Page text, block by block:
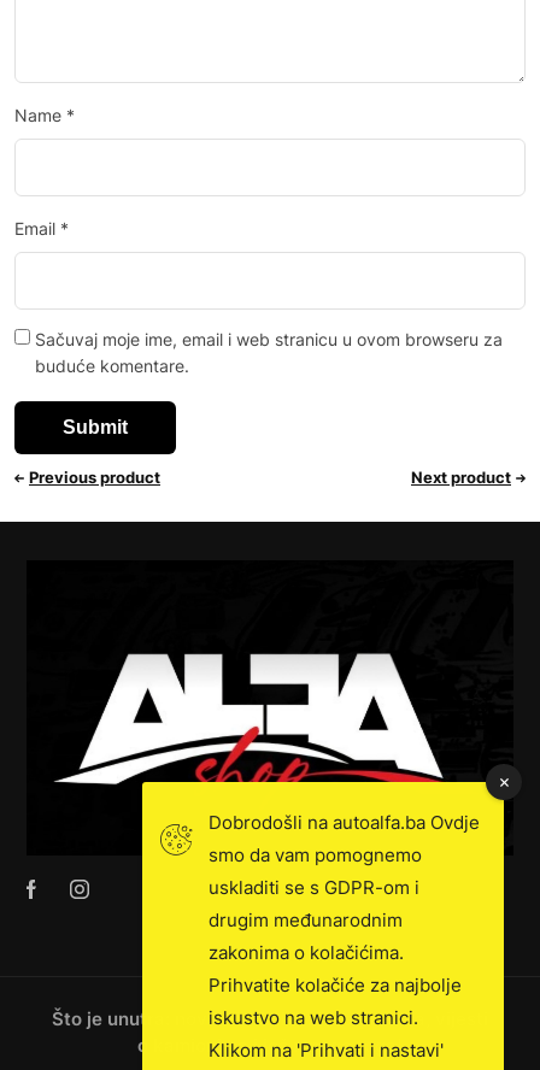
Name *
Email *
Sačuvaj moje ime, email i web stranicu u ovom browseru za
buduće komentare.
Previous product Next product
Što je unutra: novosti, ekskluzivna prodaja, vijesti
o kamionima i još mnogo toga!
Dobrodošli na autoalfa.ba Ovdje
smo da vam pomognemo
uskladiti se s GDPR-om i
drugim međunarodnim
zakonima o kolačićima.
Prihvatite kolačiće za najbolje
iskustvo na web stranici.
Klikom na 'Prihvati i nastavi'